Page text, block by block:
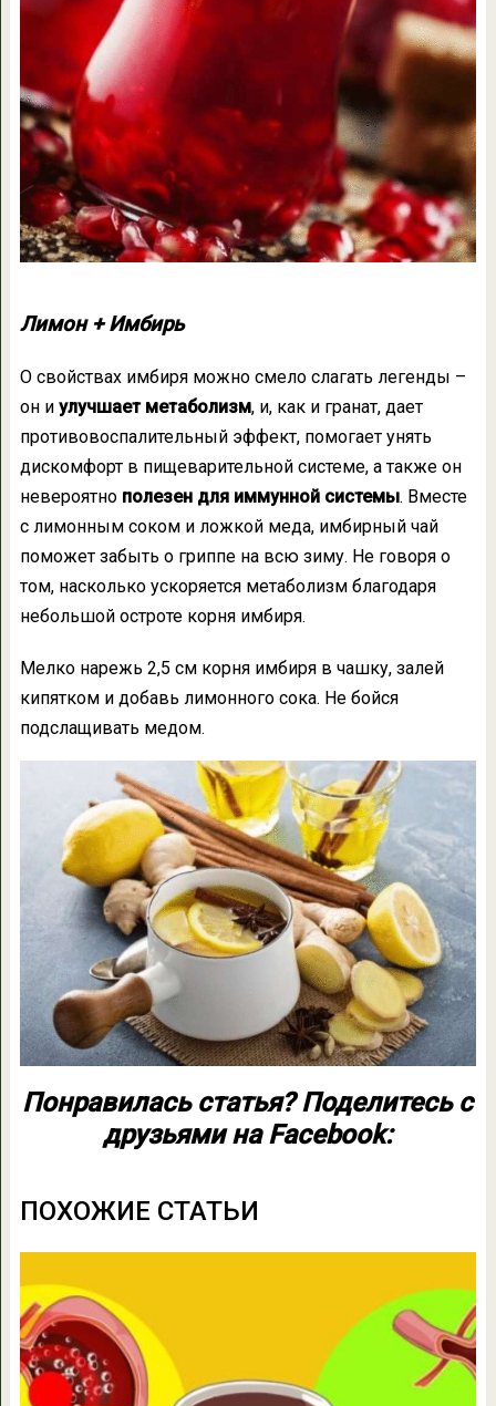
Лимон + Имбирь
О свойствах имбиря можно смело слагать легенды –
он и улучшает метаболизм, и, как и гранат, дает
противовоспалительный эффект, помогает унять
дискомфорт в пищеварительной системе, а также он
невероятно полезен для иммунной системы. Вместе
с лимонным соком и ложкой меда, имбирный чай
поможет забыть о гриппе на всю зиму. Не говоря о
том, насколько ускоряется метаболизм благодаря
небольшой остроте корня имбиря.
Мелко нарежь 2,5 см корня имбиря в чашку, залей
кипятком и добавь лимонного сока. Не бойся
подслащивать медом.
Понравилась статья? Поделитесь с
друзьями на Facebook:
ПОХОЖИЕ СТАТЬИ